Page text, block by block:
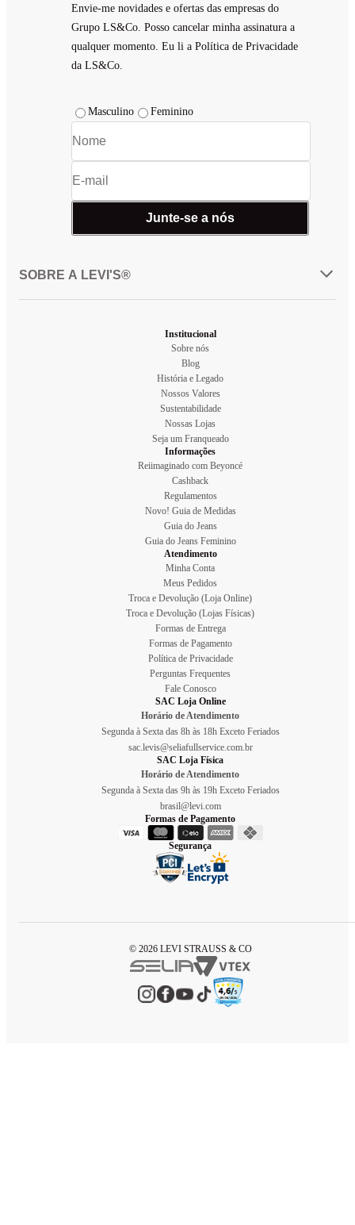
Envie-me novidades e ofertas das empresas do
Grupo LS&Co. Posso cancelar minha assinatura a
qualquer momento. Eu li a Política de Privacidade
da LS&Co.
Masculino Feminino
Junte-se a nós
SOBRE A LEVI'S®
Institucional
Sobre nós
Blog
História e Legado
Nossos Valores
Sustentabilidade
Nossas Lojas
Seja um Franqueado
Informações
Reiimaginado com Beyoncé
Cashback
Regulamentos
Novo! Guia de Medidas
Guia do Jeans
Guia do Jeans Feminino
Atendimento
Minha Conta
Meus Pedidos
Troca e Devolução (Loja Online)
Troca e Devolução (Lojas Físicas)
Formas de Entrega
Formas de Pagamento
Política de Privacidade
Perguntas Frequentes
Fale Conosco
SAC Loja Online
Horário de Atendimento
Segunda à Sexta das 8h às 18h Exceto Feriados
sac.levis@seliafullservice.com.br
SAC Loja Física
Horário de Atendimento
Segunda à Sexta das 9h às 19h Exceto Feriados
brasil@levi.com
Formas de Pagamento
Segurança
© 2026 LEVI STRAUSS & CO